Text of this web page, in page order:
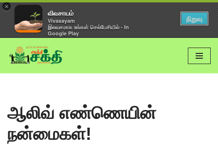
×
விவசாயம்
Vivasayam
இலவசமாக உங்கள் செல்பேசியில் - In
Google Play
நிறுவு
Skip
to
ஆலிவ் எண்ணெயின்
நன்மைகள்!